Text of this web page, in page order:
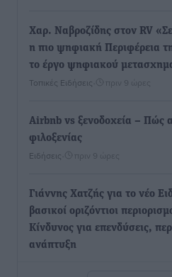
Χαρ. Ναβροζίδης στον RV
η πιο ψηφιακή Περιφέρεια
το έργο ψηφιακού
Τοπικές Ειδήσεις πριν 9 ώρες
Airbnb vs ξενοδοχεία – Πώς
φιλοξενίας
Ειδήσεις πριν 9 ώρες
Γιάννης Χατζής για το νέο
βασικοί οριζόντιοι
Κίνδυνος για επενδύσεις,
ανάπτυξη